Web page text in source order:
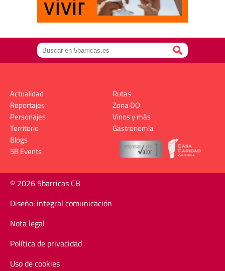
Actualidad
Reportajes
Personajes
Territorio
Rutas
Zona DO
Vinos y más
Gastronomía
Blogs
5B Events
© 2026 5barricas CB
Diseño: integral comunicación
Nota legal
Política de privacidad
Uso de cookies